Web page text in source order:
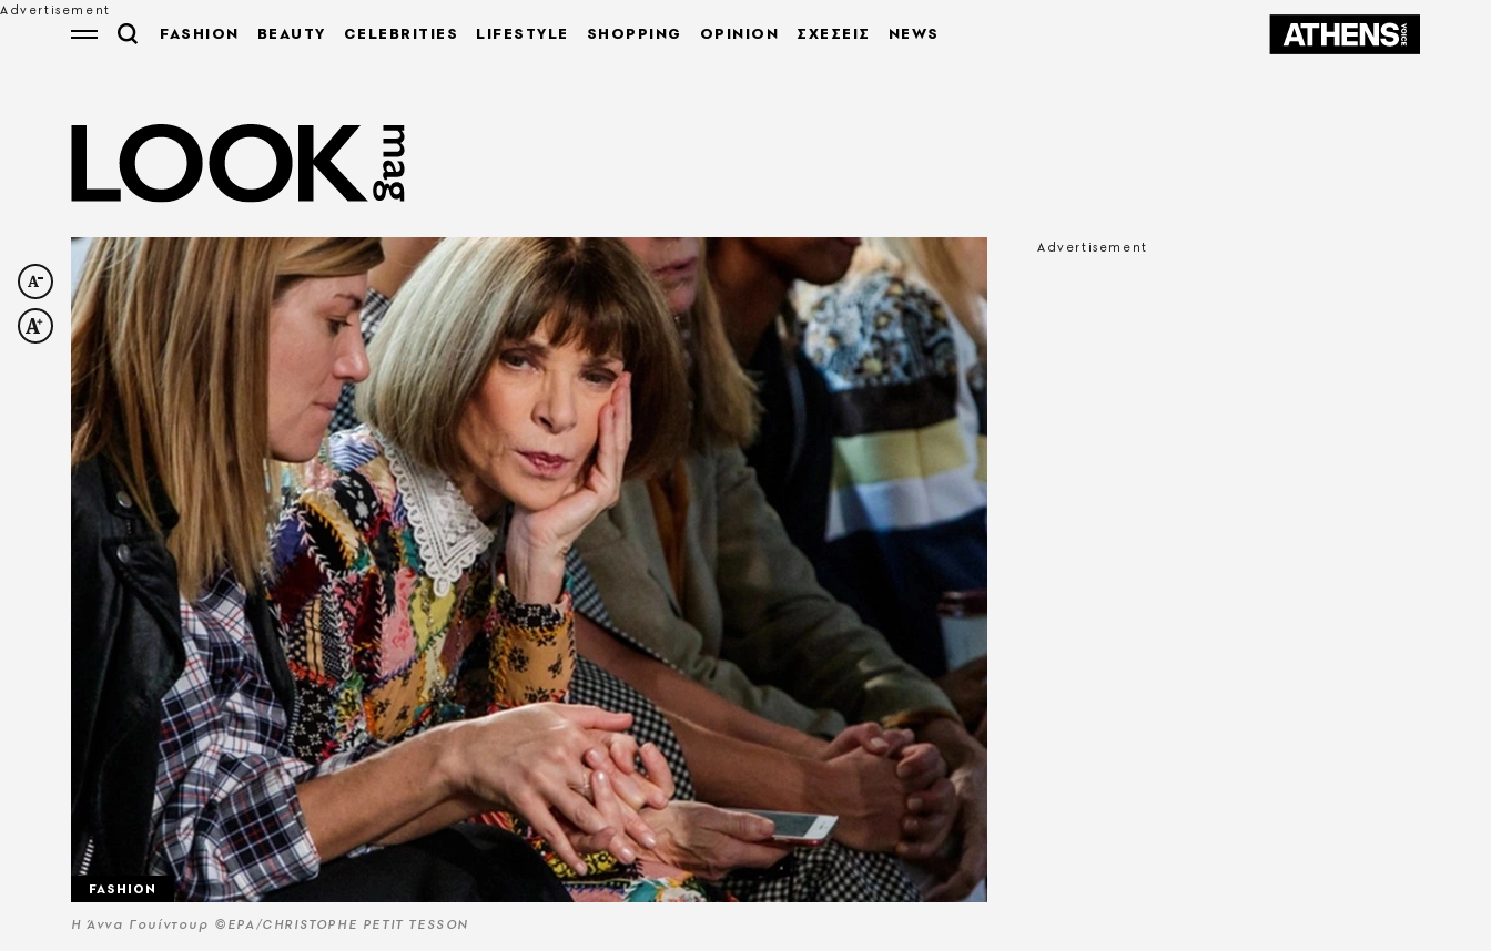
FASHION BEAUTY CELEBRITIES LIFESTYLE SHOPPING OPINION ΣΧΕΣΕΙΣ NEWS
Η Άννα Γουίντουρ ©EPA/CHRISTOPHE PETIT TESSON
FASHION